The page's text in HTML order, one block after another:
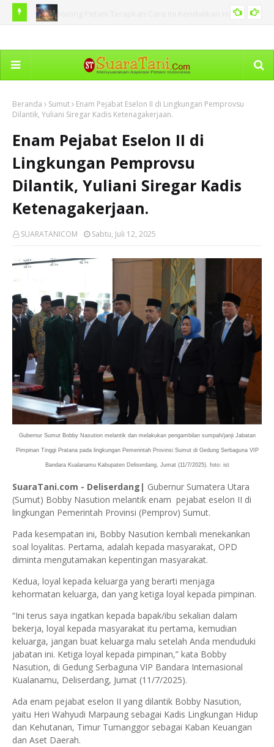
Air Termasuk di Sumut
Beranda Sumut
Enam Pejabat Eselon II di Lingkungan Pemprovsu
Dilantik, Yuliani Siregar Kadis Ketenagakerjaan.
Enam Pejabat Eselon II di
Lingkungan Pemprovsu
Dilantik, Yuliani Siregar Kadis
Ketenagakerjaan.
SUARATANICOM Sabtu, Juli 12, 2025
Gubernur Sumut Bobby Nasution melantik dan melakukan pengambilan sumpah/janji Jabatan
Pimpinan Tinggi Pratana pada lingkungan Pemerintah Provinsi Sumut di Gedung Serbaguna VIP
Bandara Kualanamu Kabupaten Deliserdang, Jumat (11/7/2025). foto: ist
SuaraTani.com - Deliserdang| Gubernur Sumatera Utara
(Sumut) Bobby Nasution melantik enam pejabat eselon II di
lingkungan Pemerintah Provinsi (Pemprov) Sumut.
Pada kesempatan ini, Bobby Nasution kembali menekankan
soal loyalitas. Pertama, adalah kepada masyarakat, OPD
diminta mengutamakan kepentingan masyarakat.
Kedua, loyal kepada keluarga yang berarti menjaga
kehormatan keluarga, dan yang ketiga loyal kepada pimpinan.
“Ini terus saya ingatkan kepada bapak/ibu sekalian dalam
bekerja, loyal kepada masyarakat itu pertama, kemudian
keluarga, jangan buat keluarga malu setelah Anda menduduki
jabatan ini. Ketiga loyal kepada pimpinan,” kata Bobby
Nasution, di Gedung Serbaguna VIP Bandara Internasional
Kualanamu, Deliserdang, Jumat (11/7/2025).
Ada enam pejabat eselon II yang dilantik Bobby Nasution,
yaitu Heri Wahyudi Marpaung sebagai Kadis Lingkungan Hidup
dan Kehutanan, Timur Tumanggor sebagai Kaban Keuangan
dan Aset Daerah.